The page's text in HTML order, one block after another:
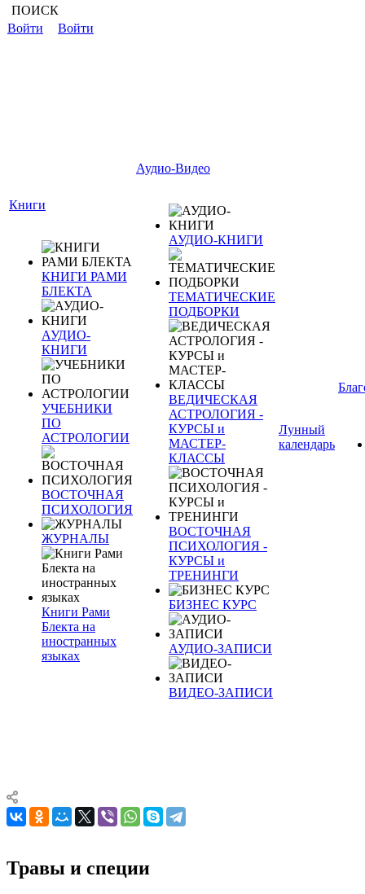
ПОИСК
Войти
Войти
Книги
КНИГИ РАМИ
БЛЕКТА
АУДИО-
КНИГИ
УЧЕБНИКИ
ПО
АСТРОЛОГИИ
ВОСТОЧНАЯ
ПСИХОЛОГИЯ
ЖУРНАЛЫ
Книги Рами
Блекта на
иностранных
языках
Аудио-Видео
АУДИО-КНИГИ
ТЕМАТИЧЕСКИЕ
ПОДБОРКИ
ВЕДИЧЕСКАЯ
АСТРОЛОГИЯ -
КУРСЫ и
МАСТЕР-
КЛАССЫ
ВОСТОЧНАЯ
ПСИХОЛОГИЯ -
КУРСЫ и
ТРЕНИНГИ
БИЗНЕС КУРС
АУДИО-ЗАПИСИ
ВИДЕО-ЗАПИСИ
Лунный
календарь
Травы и специи